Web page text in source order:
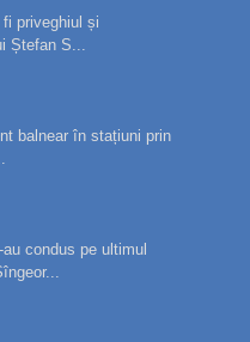
priveghiul și
Ștefan S...
balnear în stațiuni prin
condus pe ultimul